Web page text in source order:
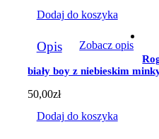
Dodaj do koszyka
Opis Zobacz opis
biały boy z niebieskim
50,00zł
Dodaj do koszyka